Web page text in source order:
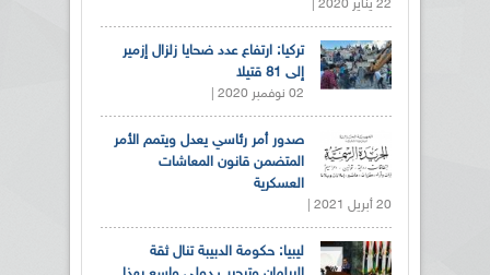
22 يناير 2020 |
تركيا: ارتفاع عدد ضحايا زلزال إزمير
إلى 81 قتيلا
02 نوفمبر 2020 |
صدور أمر رئاسي يعدل ويتمم الأمر
المتضمن قانون المعاشات
العسكرية
20 أبريل 2021 |
ليبيا: حكومة الدبيبة تنال ثقة